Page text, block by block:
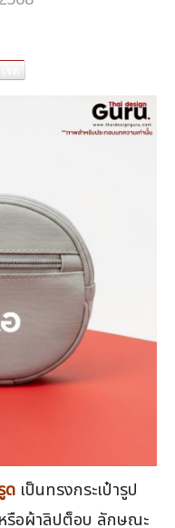
ด เป็นทรงกระเป๋ารูป
รือผ้าลิปต็อบ ลักษณะ